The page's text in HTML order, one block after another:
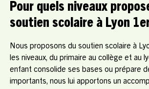
Pour quels niveaux
soutien scolaire à Lyon
Nous proposons du soutien scolaire à
les niveaux, du primaire au collège et au
enfant consolide ses bases ou prépare
importants, nous lui apportons un